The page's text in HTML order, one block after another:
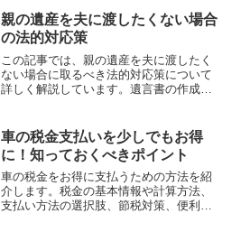
ます。
親の遺産を夫に渡したくない場合
の法的対応策
この記事では、親の遺産を夫に渡したく
ない場合に取るべき法的対応策について
詳しく解説しています。遺言書の作成や
りに分配するための手助けとなります。
車の税金支払いを少しでもお得
に！知っておくべきポイント
車の税金をお得に支払うための方法を紹
介します。税金の基本情報や計算方法、
支払い方法の選択肢、節税対策、便利な